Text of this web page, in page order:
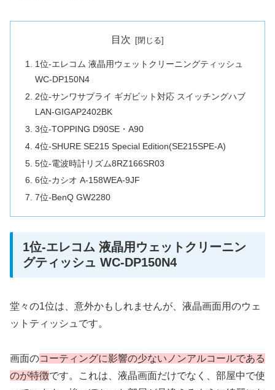
目次
1位-エレコム 液晶用ウェットクリーニングティッシュ
WC-DP150N4
2位-サンワサプライ ギガビット対応 スイッチングハブ
LAN-GIGAP2402BK
3位-TOPPING D90SE・A90
4位-SHURE SE215 Special Edition(SE215SPE-A)
5位-電波時計リズム8RZ166SR03
6位-カシオ A-158WEA-9JF
7位-BenQ GW2280
1位-エレコム 液晶用ウェットクリーニン
グティッシュ WC-DP150N4
堂々の1位は、意外かもしれませんが、液晶画面用のウェ
ットティッシュです。
画面のコーティングに影響の少ないノンアルコールである
のが特徴です。これは、液晶画面だけでなく、部屋中で使